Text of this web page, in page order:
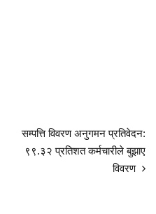
सम्पत्ति विवरण अनुगमन प्रतिवेदन:
९९.३२ प्रतिशत कर्मचारीले बुझाए
विवरण